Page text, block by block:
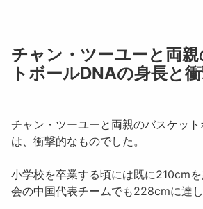
チャン・ツーユーと両
トボールDNAの身長と
チャン・ツーユーと両親のバスケッ
は、衝撃的なものでした。
小学校を卒業する頃には既に210cm
会の中国代表チームでも228cmに達